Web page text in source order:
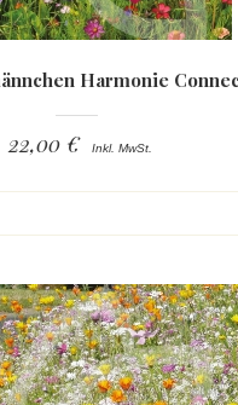
Harmonie
22,00 € Inkl. MwSt.